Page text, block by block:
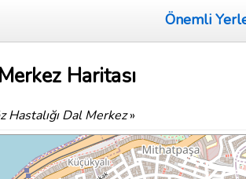
Önemli
Haritası
Hastalığı Dal Merkez»